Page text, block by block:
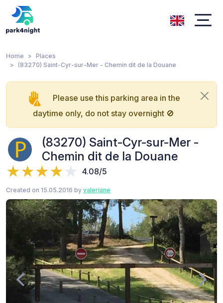
Home
Places
(83270) Saint-Cyr-sur-Mer - Chemin dit de la Douane
Please use this parking area in the
daytime only, do not stay overnight 🚫
(83270) Saint-Cyr-sur-Mer -
Chemin dit de la Douane
4.08/5
Created on 15.05.2016 by valeriane